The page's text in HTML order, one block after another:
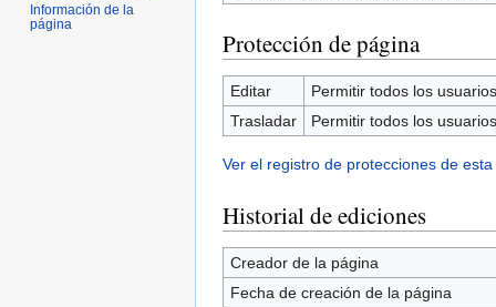
Protección de página
Editar
Permitir todos los
Trasladar
Permitir todos los
Ver el registro de protecciones de
Historial de ediciones
Creador de la página
Fecha de creación de la página
Información de la
página